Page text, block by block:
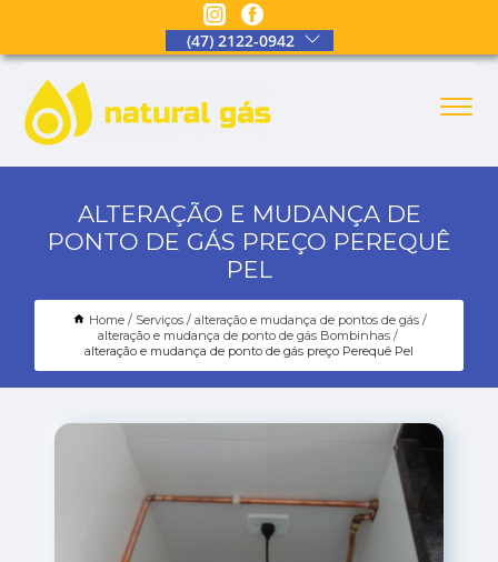
(47) 2122-0942
ALTERAÇÃO E MUDANÇA DE
PONTO DE GÁS PREÇO PEREQUÊ
PEL
Home Serviços
alteração e mudança de pontos de gás
alteração e mudança de ponto de gás Bombinhas
alteração e mudança de ponto de gás preço Perequê Pel